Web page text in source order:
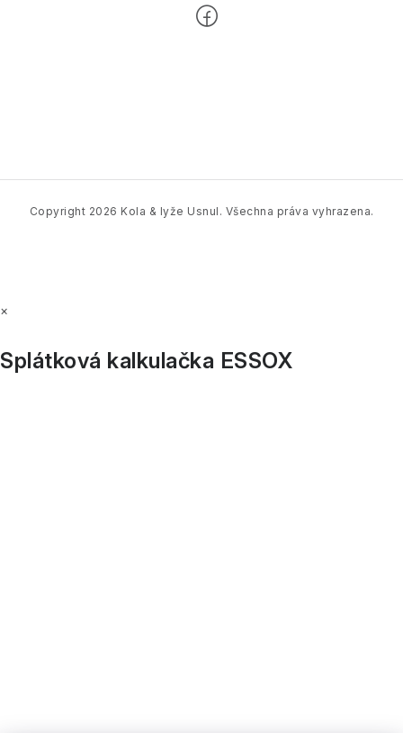
Copyright 2026 Kola & lyže Usnul . Všechna práva vyhrazena.
×
Splátková kalkulačka ESSOX